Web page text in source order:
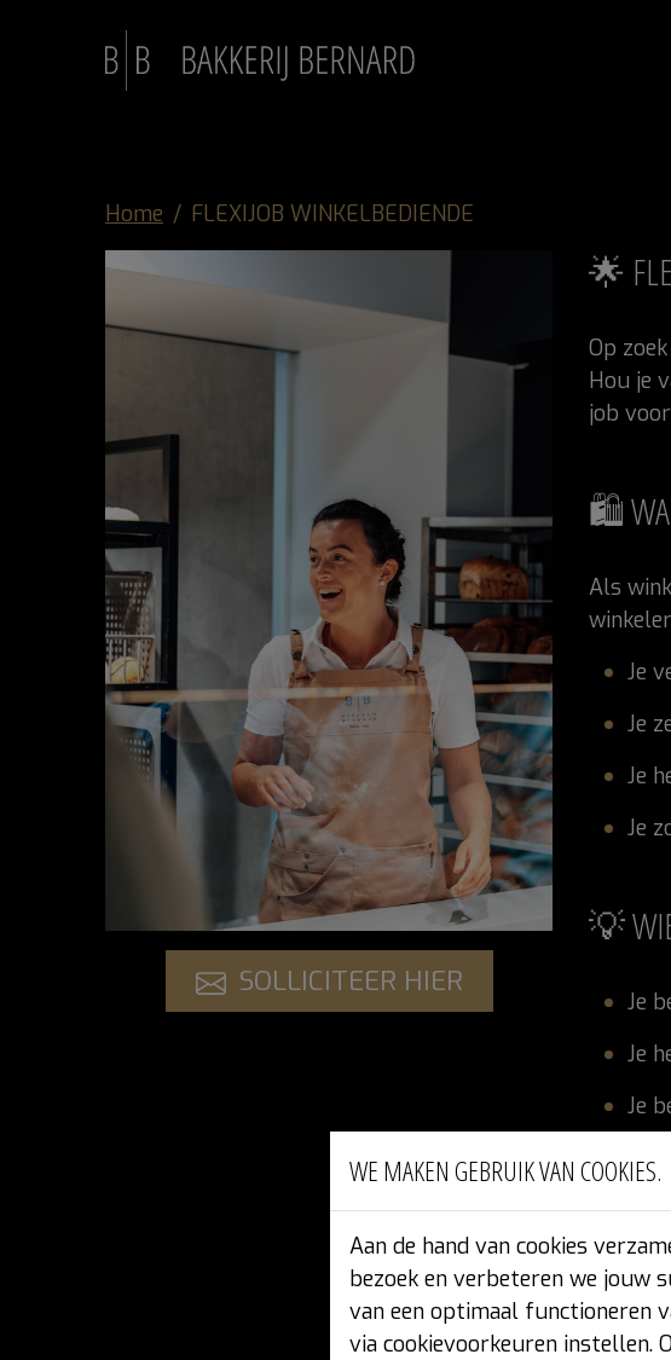
Home FLEXIJOB WINKELBEDIENDE
SOLLICITEER HIER
🌟
Op
Hou je
job
🛍️
Als
Je
Je
Je
Je
💡
Je
Je
Je
Je
Je
🎯
WE MAKEN GEBRUIK VAN COOKIES.
Aan de hand van cookies
bezoek en verbeteren we jouw
van een optimaal functioneren
via cookievoorkeuren instellen.